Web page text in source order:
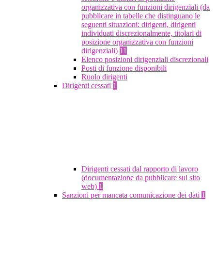
organizzativa con funzioni dirigenziali (da
pubblicare in tabelle che distinguano le
seguenti situazioni: dirigenti, dirigenti
individuati discrezionalmente, titolari di
posizione organizzativa con funzioni
dirigenziali) 11
Elenco posizioni dirigenziali discrezionali
Posti di funzione disponibili
Ruolo dirigenti
Dirigenti cessati 1
Dirigenti cessati dal rapporto di lavoro
(documentazione da pubblicare sul sito
web) 1
Sanzioni per mancata comunicazione dei dati 1